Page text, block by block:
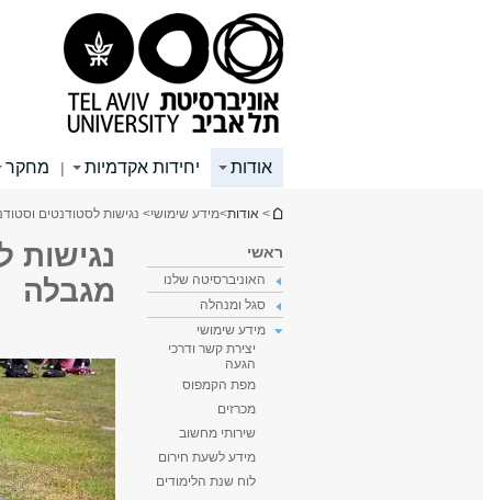
אודות יחידות אקדמיות | מחקר
הינך נמצא כאן
> אודות>מידע שימושי> נגישות לסטודנטים
ראשי
האוניברסיטה שלנו
סגל ומנהלה
מידע שימושי
יצירת קשר ודרכי
הגעה
מפת הקמפוס
מכרזים
שירותי מחשוב
מידע לשעת חירום
לוח שנת הלימודים
נגישות
מגבלה